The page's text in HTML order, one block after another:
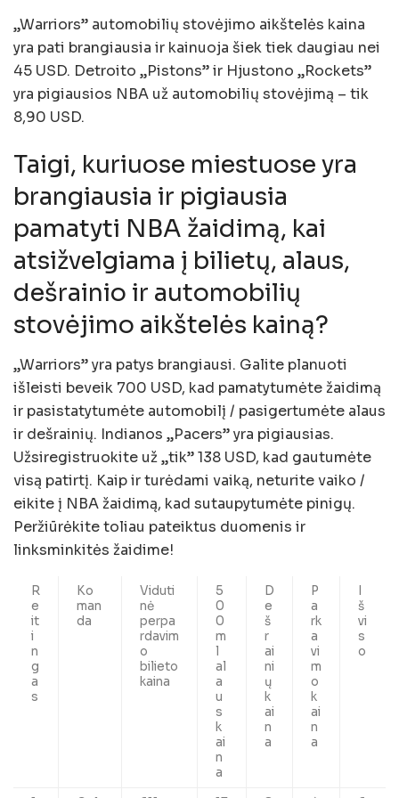
„Warriors” automobilių stovėjimo aikštelės kaina
yra pati brangiausia ir kainuoja šiek tiek daugiau nei
45 USD. Detroito „Pistons” ir Hjustono „Rockets”
yra pigiausios NBA už automobilių stovėjimą – tik
8,90 USD.
Taigi, kuriuose miestuose yra
brangiausia ir pigiausia
pamatyti NBA žaidimą, kai
atsižvelgiama į bilietų, alaus,
dešrainio ir automobilių
stovėjimo aikštelės kainą?
„Warriors” yra patys brangiausi. Galite planuoti
išleisti beveik 700 USD, kad pamatytumėte žaidimą
ir pasistatytumėte automobilį / pasigertumėte alaus
ir dešrainių. Indianos „Pacers” yra pigiausias.
Užsiregistruokite už „tik” 138 USD, kad gautumėte
visą patirtį. Kaip ir turėdami vaiką, neturite vaiko /
eikite į NBA žaidimą, kad sutaupytumėte pinigų.
Peržiūrėkite toliau pateiktus duomenis ir
linksminkitės žaidime!
R
e
it
i
n
g
a
s
Ko
man
da
Viduti
nė
perpa
rdavim
o
bilieto
kaina
5
0
0
m
l
al
a
u
s
k
ai
n
a
D
e
š
r
ai
ni
ų
k
ai
n
a
P
a
rk
a
vi
m
o
k
ai
n
a
š
vi
s
o